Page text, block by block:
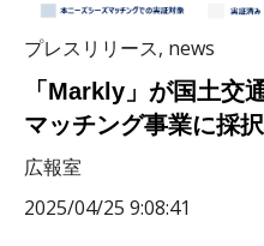
プレスリリース, news
「Markly」が国土交
マッチング事業に採
広報室
2025/04/25 9:08:41